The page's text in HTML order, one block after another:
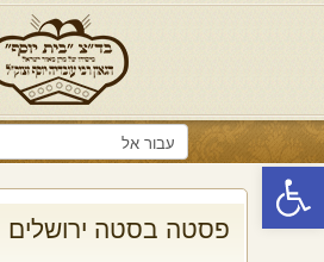
פתח סרגל נגישות
פסטה בסטה ירושלים